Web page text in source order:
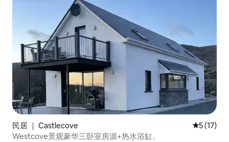
民居 ｜ Castlecove 平均评分
5 (17)
Westcove景观豪华三卧室房源+热水浴缸。